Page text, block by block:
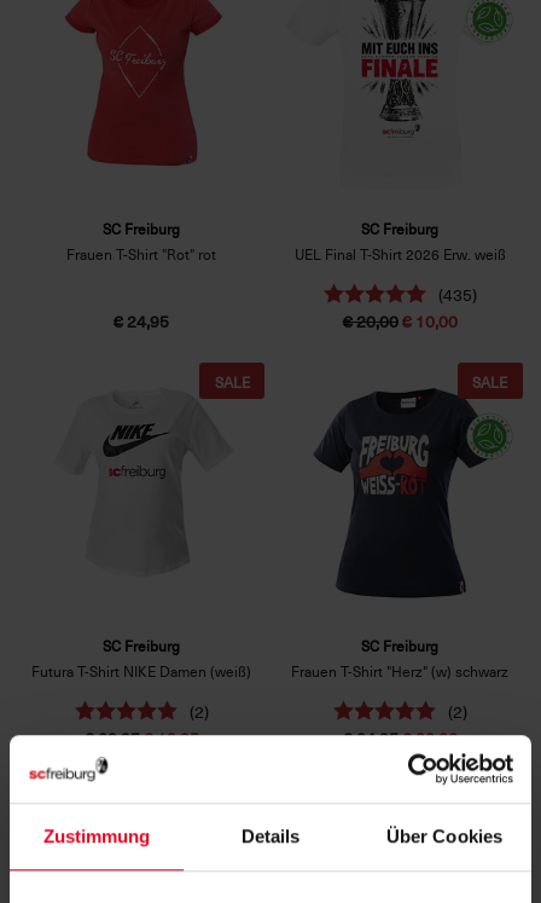
Zustimmung Details Über Cookies
SC Freiburg
Frauen T-Shirt "Rot" rot
€ 24,95
SC Freiburg
UEL Final T-Shirt 2026 Erw. weiß
(435)
€ 20,00€ 10,00
SC Freiburg
Futura T-Shirt NIKE Damen (weiß)
(2)
€ 29,95€ 19,95
SALE
SC Freiburg
Frauen T-Shirt "Herz" (w) schwarz
(2)
€ 24,95€ 20,00
SALE